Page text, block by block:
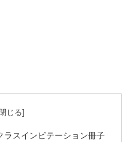
ラスインビテーション冊子